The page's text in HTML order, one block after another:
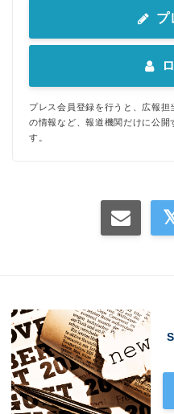
プ
プレス会員登録を行うと、広報
の情報など、報道機関だけに公開
す。